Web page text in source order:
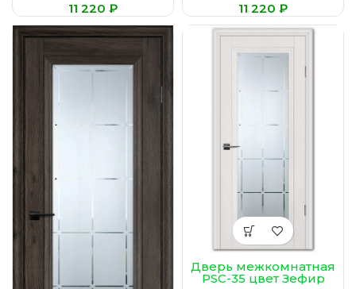
₽ ₽
Дверь межкомнатная
PSC-35 цвет Зефир